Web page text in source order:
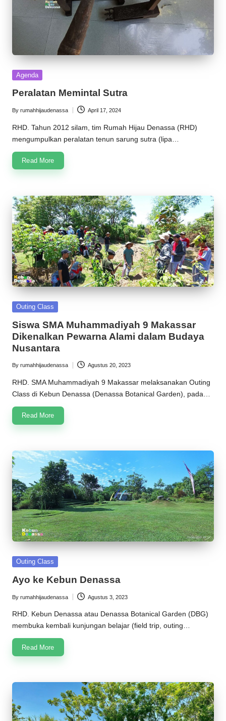
Posted
Agenda
Peralatan Memintal Sutra
Posted
by
By rumahhijaudenassa April 17, 2024
RHD. Tahun 2012 silam, tim Rumah Hijau Denassa (RHD)
mengumpulkan peralatan tenun sarung sutra (lipa…
Read More
Posted
Outing Class
Siswa SMA Muhammadiyah 9 Makassar
Dikenalkan Pewarna Alami dalam Budaya
Nusantara
Posted
by
By rumahhijaudenassa Agustus 20, 2023
RHD. SMA Muhammadiyah 9 Makassar melaksanakan Outing
Class di Kebun Denassa (Denassa Botanical Garden), pada…
Read More
Posted
Outing Class
Ayo ke Kebun Denassa
Posted
by
By rumahhijaudenassa Agustus 3, 2023
RHD. Kebun Denassa atau Denassa Botanical Garden (DBG)
membuka kembali kunjungan belajar (field trip, outing…
Read More